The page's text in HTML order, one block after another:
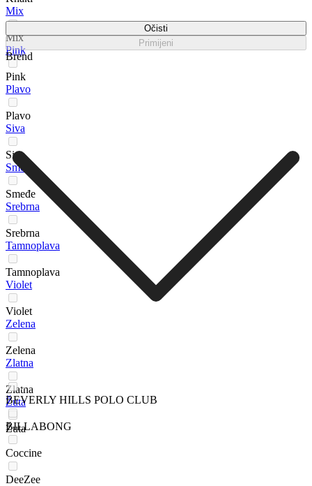
Mix
Mix
Pink
Pink
Plavo
Plavo
Siva
Siva
Smeđe
Smeđe
Srebrna
Srebrna
Tamnoplava
Tamnoplava
Violet
Violet
Zelena
Zelena
Zlatna
Zlatna
Žuta
Žuta
Očisti
Primijeni
Brend
BEVERLY HILLS POLO CLUB
BILLABONG
Coccine
DeeZee